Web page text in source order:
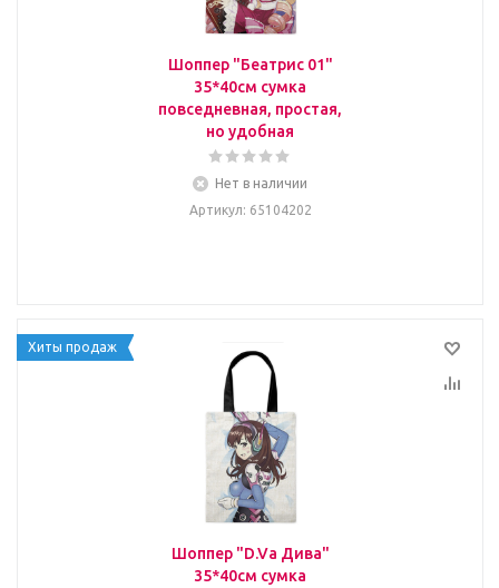
Шоппер "Беатрис 01"
35*40см сумка
повседневная, простая,
но удобная
Нет в наличии
Артикул: 65104202
Хиты продаж
Шоппер "D.Va Дива"
35*40см сумка